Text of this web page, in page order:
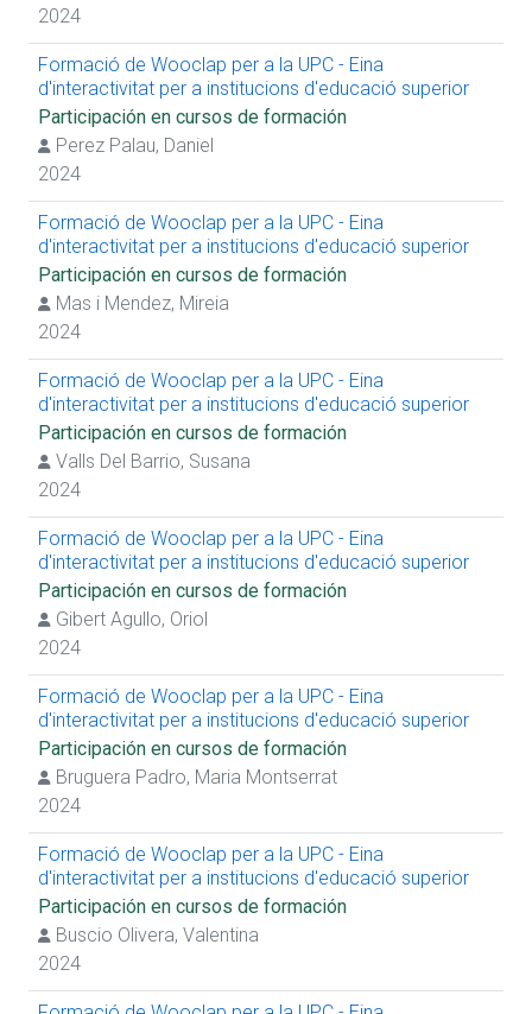
Presentación de trabajo en congreso
Artículos de revista (temática docente)
Proyecto de innovación docente
Impartición de conferencia
Proyecto R+D+I competitivo
2024
Formació de Wooclap per a la UPC - Eina
d'interactivitat per a institucions d'educació superior
Participación en cursos de formación
Perez Palau, Daniel
2024
Formació de Wooclap per a la UPC - Eina
d'interactivitat per a institucions d'educació superior
Participación en cursos de formación
Mas i Mendez, Mireia
2024
Formació de Wooclap per a la UPC - Eina
d'interactivitat per a institucions d'educació superior
Participación en cursos de formación
Valls Del Barrio, Susana
2024
Formació de Wooclap per a la UPC - Eina
d'interactivitat per a institucions d'educació superior
Participación en cursos de formación
Gibert Agullo, Oriol
2024
Formació de Wooclap per a la UPC - Eina
d'interactivitat per a institucions d'educació superior
Participación en cursos de formación
Bruguera Padro, Maria Montserrat
2024
Formació de Wooclap per a la UPC - Eina
d'interactivitat per a institucions d'educació superior
Participación en cursos de formación
Buscio Olivera, Valentina
2024